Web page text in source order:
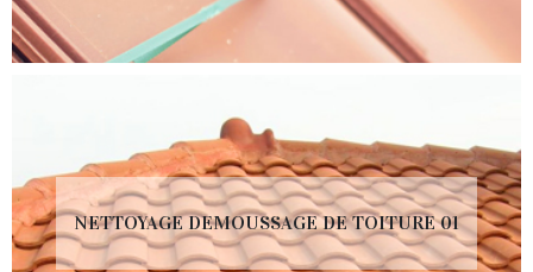
NETTOYAGE DEMOUSSAGE DE TOITURE 01